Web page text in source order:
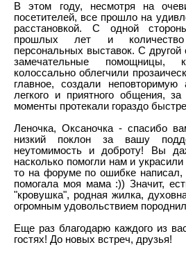
В этом году, несмотря на
посетителей, все прошло на
расстановкой. С одной
прошлых лет и
персональных выставок. С
замечательные помощницы,
колоссально облегчили
главное, создали неповторимую
легкого и приятного общения,
моменты протекали гораздо
Леночка, Оксаночка - спасибо
низкий поклон за вашу
неутомимость и доброту! Вы
насколько помогли нам и
то на форуме по ошибке
помогала моя мама :)) Значит,
"кровушка", родная жилка,
огромным удовольствием
Еще раз благодарю каждого из
гостях! До новых встреч, друзья!